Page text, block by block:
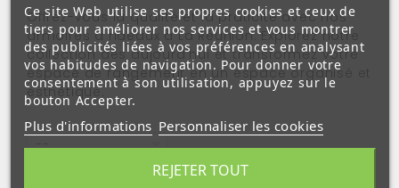
Offrez-vous la qualité et la praticité avec nos
armoires à rideaux à La Réunion. Explorez notre
collection dès aujourd'hui et transformez votre
espace de rangement en un espace organisé et
esthétique.
--
Ce site Web utilise ses propres cookies et ceux de
tiers pour améliorer nos services et vous montrer
des publicités liées à vos préférences en analysant
vos habitudes de navigation. Pour donner votre
consentement à son utilisation, appuyez sur le
bouton Accepter.
Plus d'informations Personnaliser les cookies
REJETER TOUT